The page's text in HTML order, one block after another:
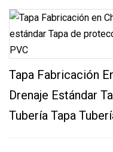
Tapa Fabricación
Drenaje Estándar
Tubería Tapa